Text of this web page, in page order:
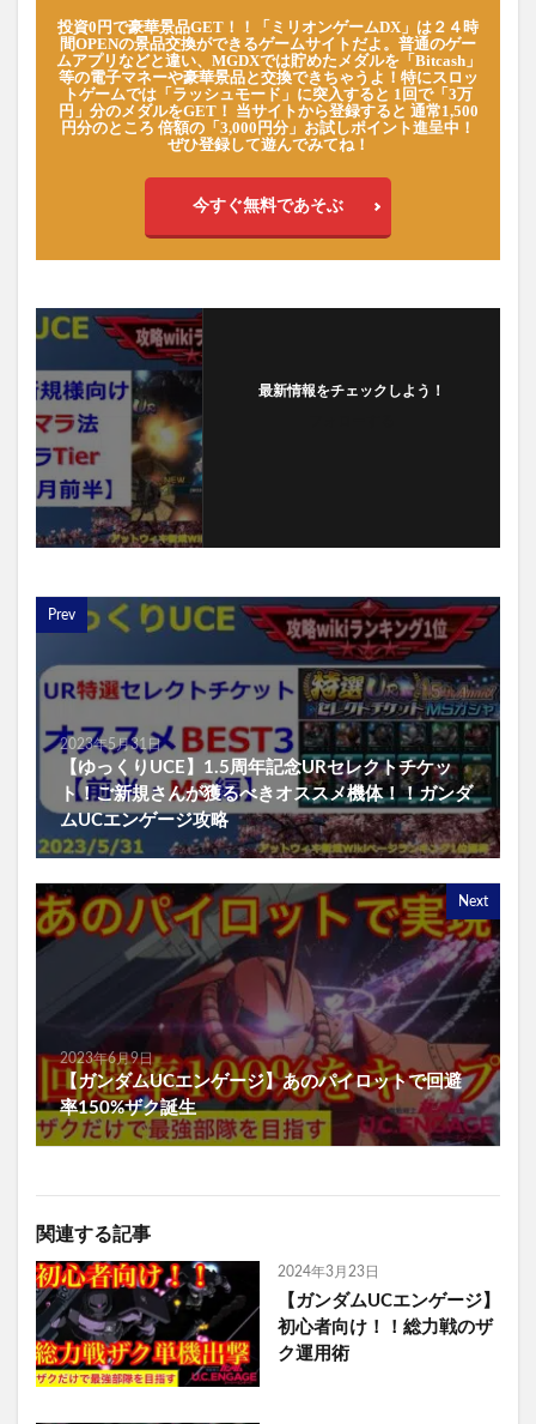
投資0円で豪華景品GET！！「ミリオンゲームDX」は２４時
間OPENの景品交換ができるゲームサイトだよ。普通のゲー
ムアプリなどと違い、MGDXでは貯めたメダルを「Bitcash」
等の電子マネーや豪華景品と交換できちゃうよ！特にスロッ
トゲームでは「ラッシュモード」に突入すると 1回で「3万
円」分のメダルをGET！ 当サイトから登録すると 通常1,500
円分のところ 倍額の「3,000円分」お試しポイント進呈中！
ぜひ登録して遊んでみてね！
今すぐ無料であそぶ
最新情報をチェックしよう！
Prev
2023年5月31日
【ゆっくりUCE】1.5周年記念URセレクトチケッ
ト！ご新規さんが獲るべきオススメ機体！！ガンダ
ムUCエンゲージ攻略
Next
2023年6月9日
【ガンダムUCエンゲージ】あのパイロットで回避
率150%ザク誕生
関連する記事
2024年3月23日
【ガンダムUCエンゲージ】
初心者向け！！総力戦のザ
ク運用術